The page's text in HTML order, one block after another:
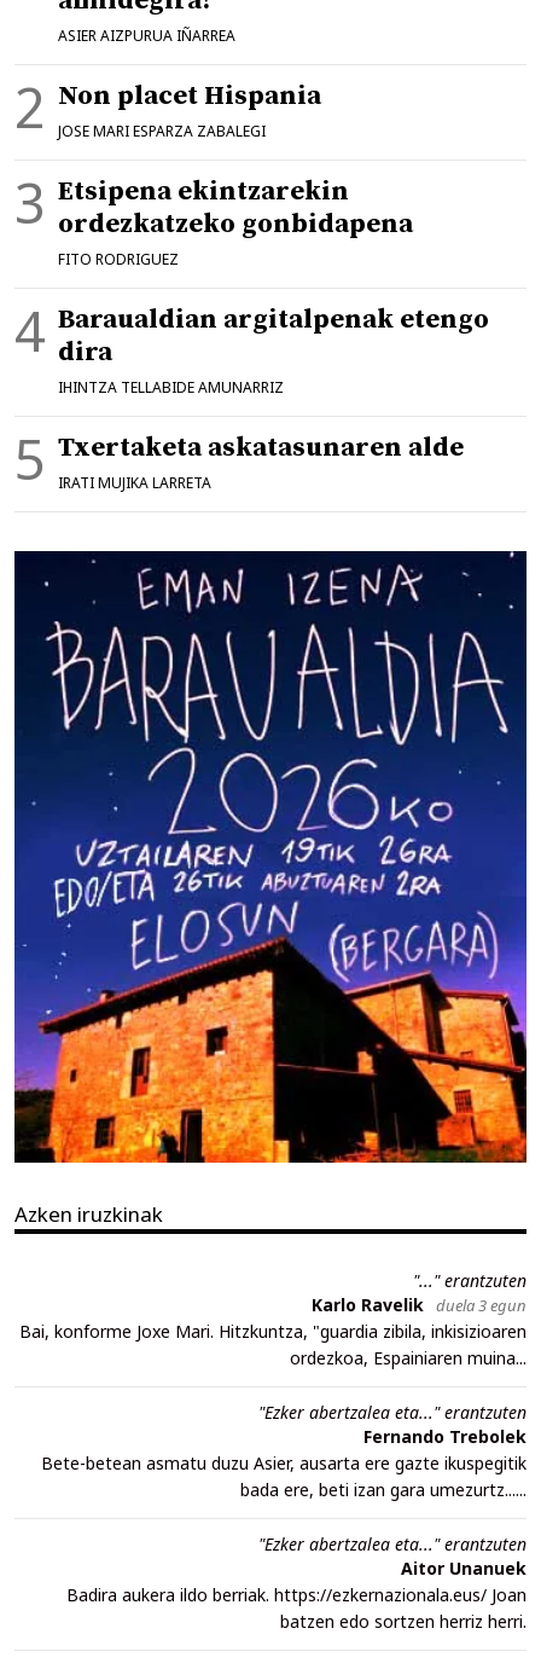
ASIER AIZPURUA IÑARREA
Non placet Hispania
JOSE MARI ESPARZA ZABALEGI
Etsipena ekintzarekin
ordezkatzeko gonbidapena
FITO RODRIGUEZ
Baraualdian argitalpenak etengo
dira
IHINTZA TELLABIDE AMUNARRIZ
Txertaketa askatasunaren alde
IRATI MUJIKA LARRETA
Azken iruzkinak
"..." erantzuten
Karlo Ravelik duela 3 egun
Bai, konforme Joxe Mari. Hitzkuntza, "guardia zibila, inkisizioaren
ordezkoa, Espainiaren muina...
"Ezker abertzalea eta..." erantzuten
Fernando Trebolek
Bete-betean asmatu duzu Asier, ausarta ere gazte ikuspegitik
bada ere, beti izan gara umezurtz......
"Ezker abertzalea eta..." erantzuten
Aitor Unanuek
Badira aukera ildo berriak. https://ezkernazionala.eus/ Joan
batzen edo sortzen herriz herri.